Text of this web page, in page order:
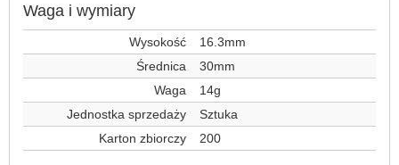
Waga i wymiary
Wysokość
16.3mm
Średnica
30mm
Waga
14g
Jednostka sprzedaży
Sztuka
Karton zbiorczy
200